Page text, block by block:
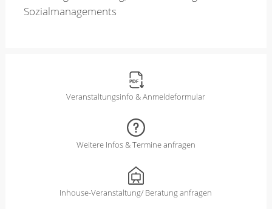
Sozialmanagements
Veranstaltungsinfo & Anmeldeformular
Weitere Infos & Termine anfragen
Inhouse-Veranstaltung/ Beratung anfragen